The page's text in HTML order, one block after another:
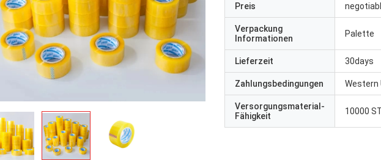
Preis
Verpackung
Informationen
Palette
Lieferzeit 30days
Zahlungsbedingungen Western
Versorgungsmaterial-
Fähigkeit
10000